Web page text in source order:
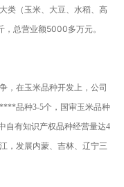
类（玉米、大豆、水稻、高
总营业额5000多万元。
，在玉米品种开发上，公司
品种3-5个，国审玉米品种
自有知识产权品种经营量达4
，发展内蒙、吉林、辽宁三